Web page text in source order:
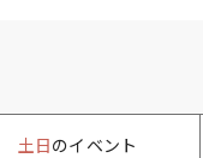
土日のイベント